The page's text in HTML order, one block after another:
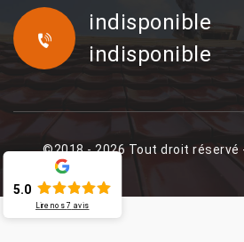
indisponible
indisponible
©2018 - 2026 Tout droit réservé
5.0
Lire nos 7 avis